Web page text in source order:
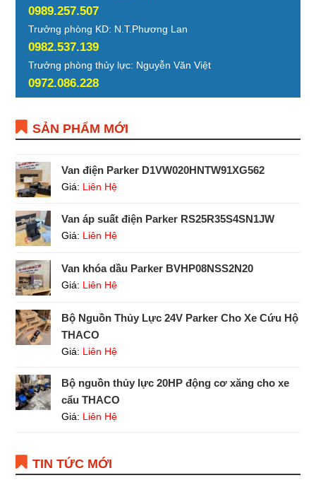
0989.257.507
Trưởng phòng KD: N.T.Phương Lan
0982.537.139
Trưởng phòng thủy lực: Nguyễn Văn Việt
0972.086.228
SẢN PHẨM MỚI
Van điện Parker D1VW020HNTW91XG562
Giá: Liên Hệ
Van áp suất điện Parker RS25R35S4SN1JW
Giá: Liên Hệ
Van khóa dầu Parker BVHP08NSS2N20
Giá: Liên Hệ
Bộ Nguồn Thủy Lực 24V Parker Cho Xe Cứu Hộ
THACO
Giá: Liên Hệ
Bộ nguồn thủy lực 20HP động cơ xăng cho xe
cẩu THACO
Giá: Liên Hệ
TIN TỨC MỚI